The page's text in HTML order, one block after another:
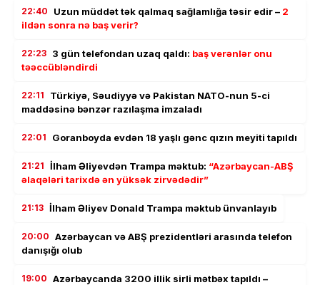
22:40 Uzun müddət tək qalmaq sağlamlığa təsir edir – 2
ildən sonra nə baş verir?
22:23 3 gün telefondan uzaq qaldı: baş verənlər onu
təəccübləndirdi
22:11
Türkiyə, Səudiyyə və Pakistan NATO-nun 5-ci
maddəsinə bənzər razılaşma imzaladı
22:01 Goranboyda evdən 18 yaşlı gənc qızın meyiti tapıldı
21:21 İlham Əliyevdən Trampa məktub: “Azərbaycan-ABŞ
əlaqələri tarixdə ən yüksək zirvədədir”
21:13 İlham Əliyev Donald Trampa məktub ünvanlayıb
20:00 Azərbaycan və ABŞ prezidentləri arasında telefon
danışığı olub
19:00 Azərbaycanda 3200 illik sirli mətbəx tapıldı –